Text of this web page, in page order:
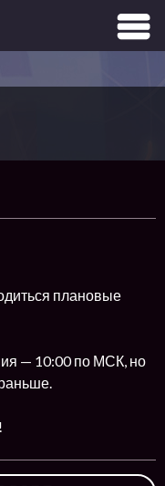
плановые
— 10:00 по МСК, но